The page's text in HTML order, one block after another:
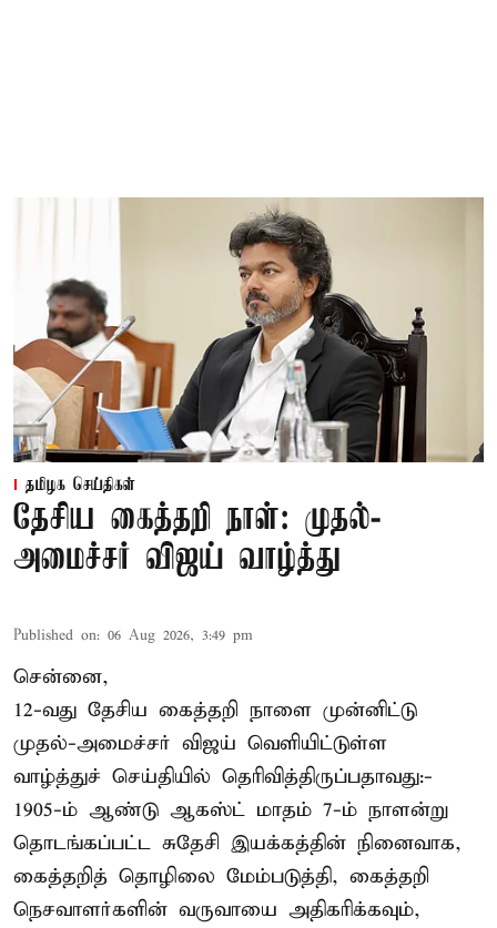
தமிழக செய்திகள்
தேசிய கைத்தறி நாள்: முதல்-
அமைச்சர் விஜய் வாழ்த்து
Published on: 06 Aug 2026, 3:49 pm
சென்னை,
12-வது தேசிய கைத்தறி நாளை முன்னிட்டு
முதல்-அமைச்சர் விஜய் வெளியிட்டுள்ள
வாழ்த்துச் செய்தியில் தெரிவித்திருப்பதாவது:-
1905-ம் ஆண்டு ஆகஸ்ட் மாதம் 7-ம் நாளன்று
தொடங்கப்பட்ட சுதேசி இயக்கத்தின் நினைவாக,
கைத்தறித் தொழிலை மேம்படுத்தி, கைத்தறி
நெசவாளர்களின் வருவாயை அதிகரிக்கவும்,